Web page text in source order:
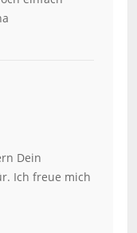
Dein
Ich freue mich